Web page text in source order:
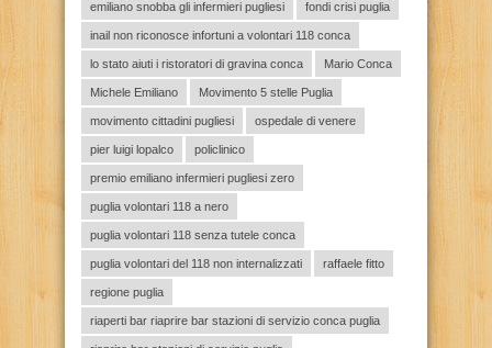
emiliano snobba gli infermieri pugliesi fondi crisi puglia
inail non riconosce infortuni a volontari 118 conca
lo stato aiuti i ristoratori di gravina conca Mario Conca
Michele Emiliano Movimento 5 stelle Puglia
movimento cittadini pugliesi ospedale di venere
pier luigi lopalco policlinico
premio emiliano infermieri pugliesi zero
puglia volontari 118 a nero
puglia volontari 118 senza tutele conca
puglia volontari del 118 non internalizzati raffaele fitto
regione puglia
riaperti bar riaprire bar stazioni di servizio conca puglia